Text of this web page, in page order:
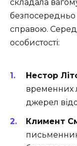
складала
справою. Серед
особистості:
Нестор
временних
джерел
Климент